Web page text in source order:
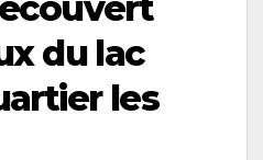
du lac
les